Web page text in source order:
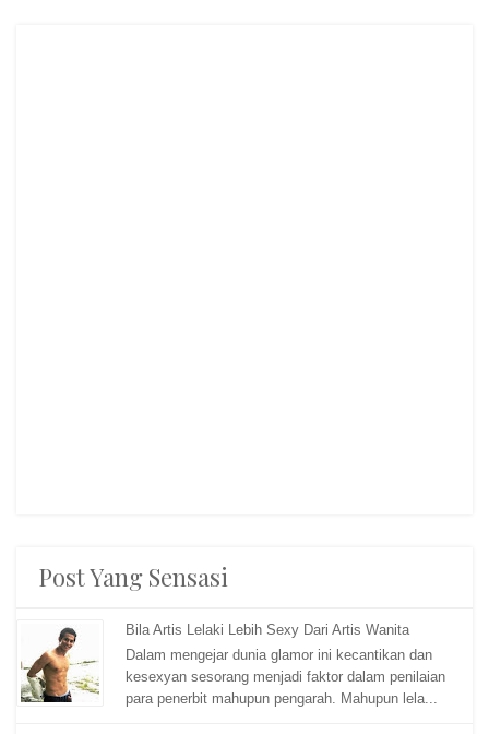
Post Yang Sensasi
Bila Artis Lelaki Lebih Sexy Dari Artis Wanita
Dalam mengejar dunia glamor ini kecantikan dan
kesexyan sesorang menjadi faktor dalam penilaian
para penerbit mahupun pengarah. Mahupun lela...